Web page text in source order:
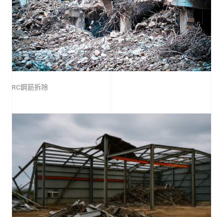
RC鋼筋拆除